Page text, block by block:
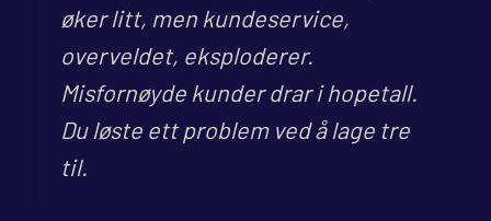
øker litt, men kundeservice,
overveldet, eksploderer.
Misfornøyde kunder drar i hopetall.
Du løste ett problem ved å lage tre
til.